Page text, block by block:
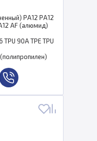
PA12 PA12
AF (алюмид)
90A TPE TPU